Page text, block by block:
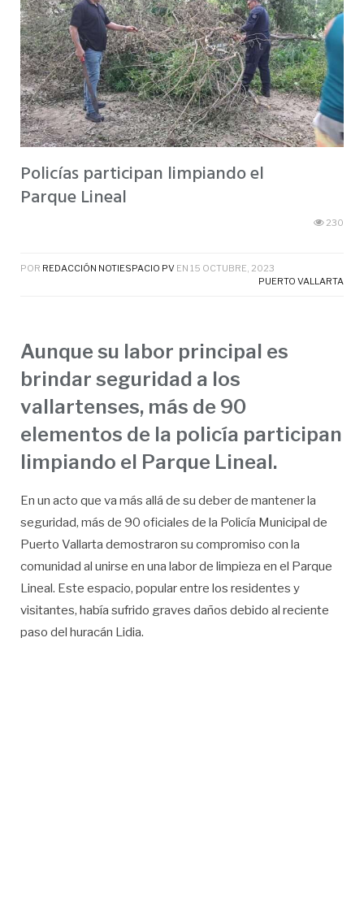
Policías participan limpiando el
Parque Lineal
230
POR REDACCIÓN NOTIESPACIO PV EN 15 OCTUBRE, 2023
PUERTO VALLARTA
Aunque su labor principal es
brindar seguridad a los
vallartenses, más de 90
elementos de la policía participan
limpiando el Parque Lineal.
En un acto que va más allá de su deber de mantener la
seguridad, más de 90 oficiales de la Policía Municipal de
Puerto Vallarta demostraron su compromiso con la
comunidad al unirse en una labor de limpieza en el Parque
Lineal. Este espacio, popular entre los residentes y
visitantes, había sufrido graves daños debido al reciente
paso del huracán Lidia.